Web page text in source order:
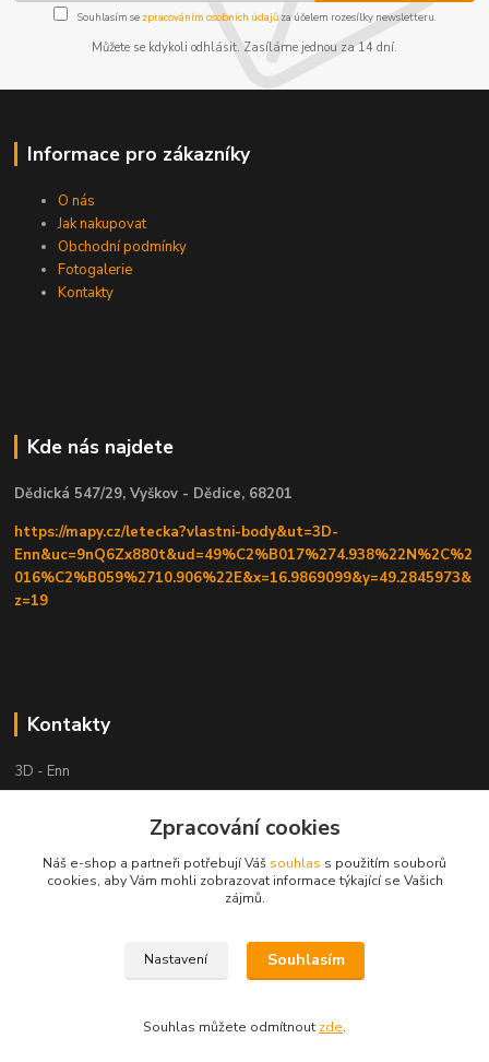
Souhlasím se zpracováním osobních údajůza účelem rozesílky newsletteru.
Můžete se kdykoli odhlásit. Zasíláme jednou za 14 dní.
Informace pro zákazníky
O nás
Jak nakupovat
Obchodní podmínky
Fotogalerie
Kontakty
Kde nás najdete
Dědická 547/29, Vyškov - Dědice, 68201
https://mapy.cz/letecka?vlastni-body&ut=3D-
Enn&uc=9nQ6Zx880t&ud=49%C2%B017%274.938%22N%2C%2
016%C2%B059%2710.906%22E&x=16.9869099&y=49.2845973&
z=19
Kontakty
3D - Enn
+420 605525911
tisk-3d@seznam.cz
Zpracování cookies
Náš e-shop a partneři potřebují Váš souhlas s použitím souborů
cookies, aby Vám mohli zobrazovat informace týkající se Vašich
zájmů.
Nastavení Souhlasím
Souhlas můžete odmítnout zde.